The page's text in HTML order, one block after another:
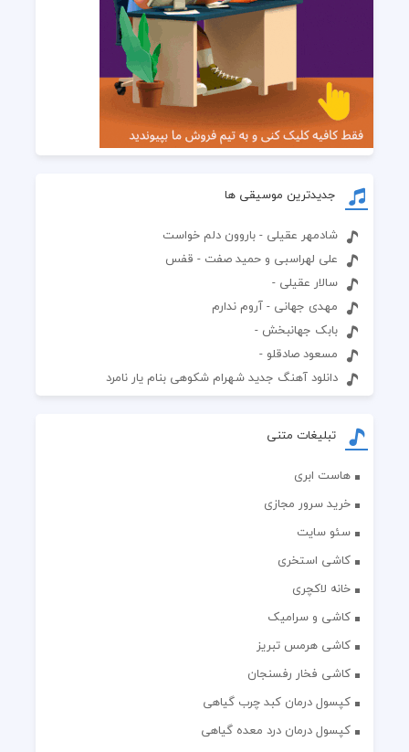
جدیدترین موسیقی ها
شادمهر عقیلی - باروون دلم خواست
علی لهراسبی و حمید صفت - قفس
سالار عقیلی -
مهدی جهانی - آروم ندارم
بابک جهانبخش -
مسعود صادقلو -
دانلود آهنگ جدید شهرام شکوهی بنام یار نامرد
تبلیغات متنی
هاست ابری
خرید سرور مجازی
سئو سایت
کاشی استخری
خانه لاکچری
کاشی و سرامیک
کاشی هرمس تبریز
کاشی فخار رفسنجان
کپسول درمان کبد چرب گیاهی
کپسول درمان درد معده گیاهی